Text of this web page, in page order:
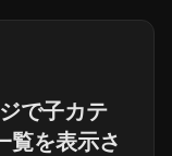
で子カテ
覧を表示さ